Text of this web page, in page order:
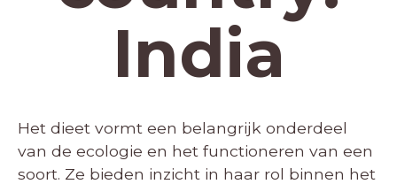
India
Het dieet vormt een belangrijk onderdeel
van de ecologie en het functioneren van een
soort. Ze bieden inzicht in haar rol binnen het